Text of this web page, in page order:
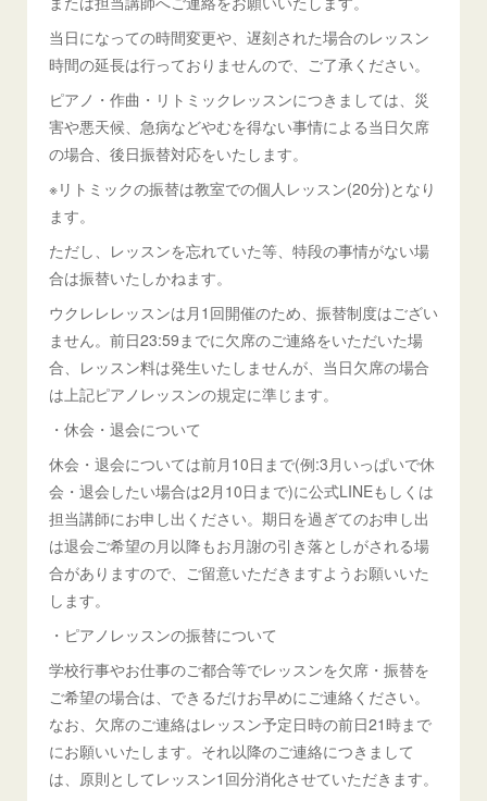
当日になっての時間変更や、遅刻された場合のレッスン
時間の延長は行っておりませんので、ご了承ください。
ピアノ・作曲・リトミックレッスンにつきましては、災
害や悪天候、急病などやむを得ない事情による当日欠席
の場合、後日振替対応をいたします。
※リトミックの振替は教室での個人レッスン(20分)となり
ます。
ただし、レッスンを忘れていた等、特段の事情がない場
合は振替いたしかねます。
ウクレレレッスンは月1回開催のため、振替制度はござい
ません。前日23:59までに欠席のご連絡をいただいた場
合、レッスン料は発生いたしませんが、当日欠席の場合
は上記ピアノレッスンの規定に準じます。
・休会・退会について
休会・退会については前月10日まで(例:3月いっぱいで休
会・退会したい場合は2月10日まで)に公式LINEもしくは
担当講師にお申し出ください。期日を過ぎてのお申し出
は退会ご希望の月以降もお月謝の引き落としがされる場
合がありますので、ご留意いただきますようお願いいた
します。
・ピアノレッスンの振替について
学校行事やお仕事のご都合等でレッスンを欠席・振替を
ご希望の場合は、できるだけお早めにご連絡ください。
なお、欠席のご連絡はレッスン予定日時の前日21時まで
にお願いいたします。それ以降のご連絡につきまして
は、原則としてレッスン1回分消化させていただきます。